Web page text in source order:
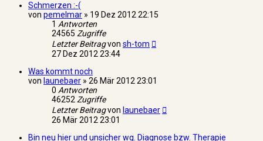
Schmerzen :-(
von pemelmar » 19 Dez 2012 22:15
1 Antworten
24565 Zugriffe
Letzter Beitragvon sh-tom
27 Dez 2012 23:44
Was kommt noch
von launebaer » 26 Mär 2012 23:01
0 Antworten
46252Zugriffe
Letzter Beitragvon launebaer
26 Mär 2012 23:01
Bin neu hier und unsicher wg. Diagnose bzw. Therapie